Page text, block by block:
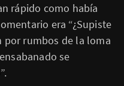
rápido como había
era “¿Supiste
por rumbos de la loma
se